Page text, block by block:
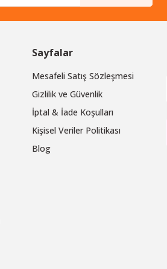
Sayfalar
Mesafeli Satış Sözleşmesi
Gizlilik ve Güvenlik
İptal & İade Koşulları
Kişisel Veriler Politikası
Blog